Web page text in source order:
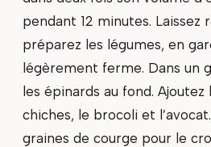
pendant 12 minutes. Laissez
préparez les légumes, en
légèrement ferme. Dans un
les épinards au fond. Ajoutez
chiches, le brocoli et
graines de courge pour le